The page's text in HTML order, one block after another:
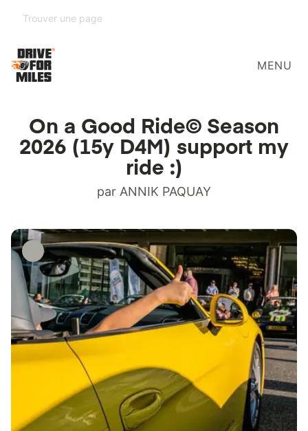
MENU
On a Good Ride© Season
2026 (15y D4M) support my
ride :)
par ANNIK PAQUAY